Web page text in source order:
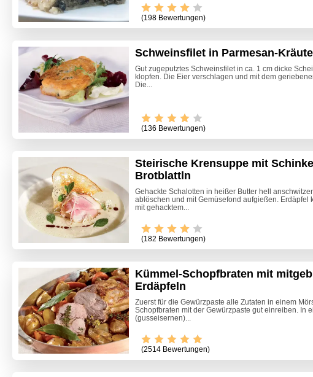
(198 Bewertungen)
Schweinsfilet in Parmesan-
Gut zugeputztes Schweinsfilet in ca. 1 cm dicke
klopfen. Die Eier verschlagen und mit dem
Die...
(136 Bewertungen)
Steirische Krensuppe mit
Brotblattln
Gehackte Schalotten in heißer Butter hell
ablöschen und mit Gemüsefond aufgießen. Erdäpfel
mit gehacktem...
(182 Bewertungen)
Kümmel-Schopfbraten mit
Erdäpfeln
Zuerst für die Gewürzpaste alle Zutaten in einem
Schopfbraten mit der Gewürzpaste gut einreiben. In
(gusseisernen)...
(2514 Bewertungen)
Klassische